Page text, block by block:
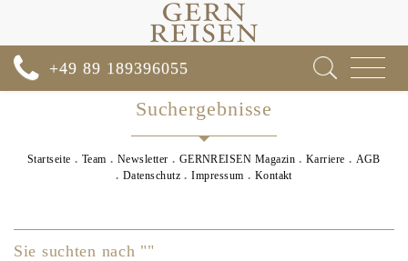
Toggle
+49 89 189396055
Suchergebnisse
Startseite Team Newsletter GERNREISEN Magazin Karriere
AGB
Datenschutz
Impressum Kontakt
Sie suchten nach ""